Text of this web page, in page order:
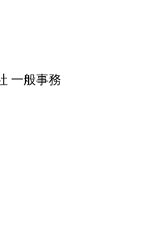
一般事務